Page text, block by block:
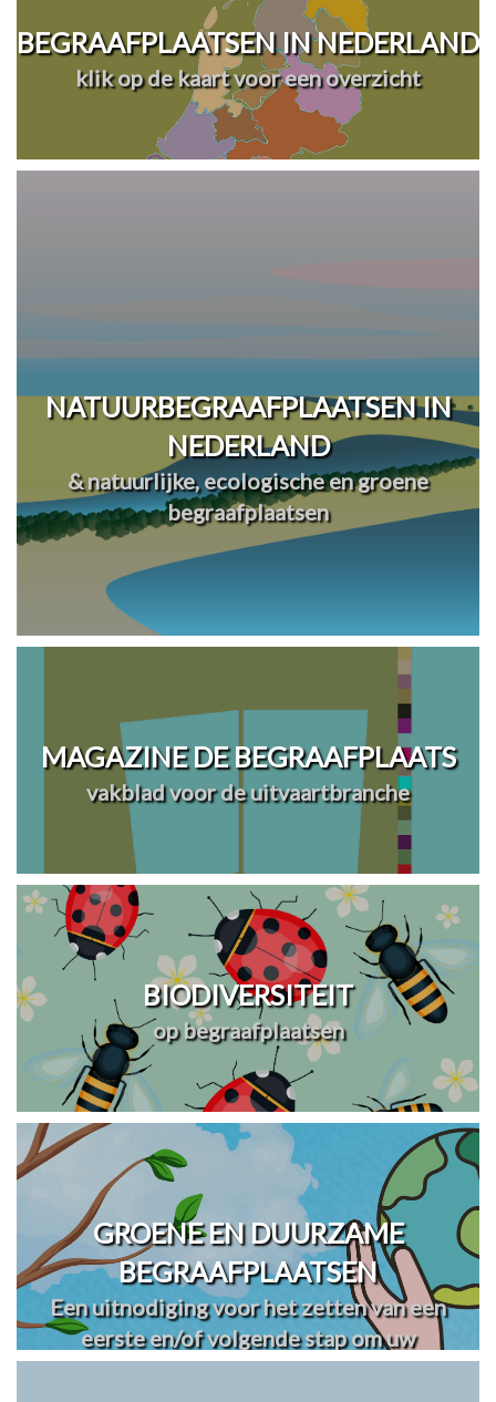
BEGRAAFPLAATSEN IN NEDERLAND
klik op de kaart voor een overzicht
NATUURBEGRAAFPLAATSEN IN
NEDERLAND
& natuurlijke, ecologische en groene
begraafplaatsen
MAGAZINE DE BEGRAAFPLAATS
vakblad voor de uitvaartbranche
BIODIVERSITEIT
op begraafplaatsen
GROENE EN DUURZAME
BEGRAAFPLAATSEN
Een uitnodiging voor het zetten van een
eerste en/of volgende stap om uw
begraafplaats(en) te vergroenen en